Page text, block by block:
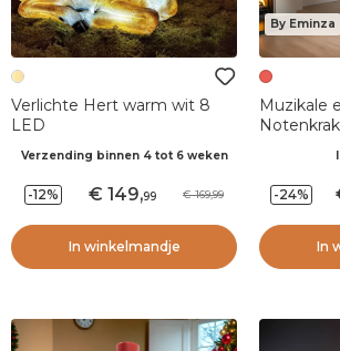
Verlichte Hert warm wit 8
LED
Verzending binnen 4 tot 6 weken
-12% 149,99 169,99
In winkelmandje
By Eminza
Muzikale
-24%
In